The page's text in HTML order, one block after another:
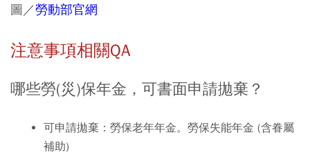
圖／勞動部官網
注意事項相關QA
哪些勞(災)保年金，可書面申請拋棄？
可申請拋棄： 勞保老年年金。勞保失能年金 (含眷屬
補助)